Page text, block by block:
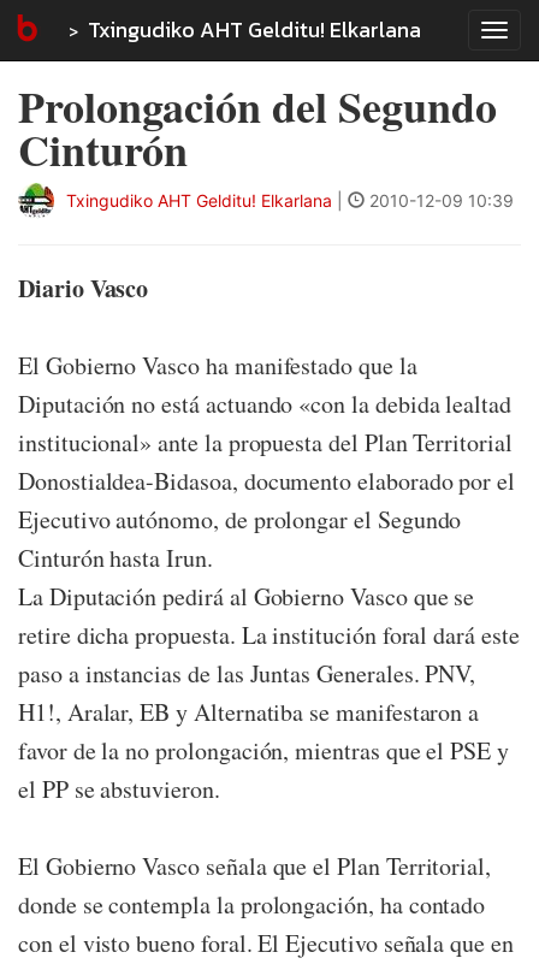
Txingudiko AHT Gelditu! Elkarlana
Prolongación del Segundo
Cinturón
Txingudiko AHT Gelditu! Elkarlana 2010-12-09 10:39
Diario Vasco
El Gobierno Vasco ha manifestado que la
Diputación no está actuando «con la debida lealtad
institucional» ante la propuesta del Plan Territorial
Donostialdea-Bidasoa, documento elaborado por el
Ejecutivo autónomo, de prolongar el Segundo
Cinturón hasta Irun.
La Diputación pedirá al Gobierno Vasco que se
retire dicha propuesta. La institución foral dará este
paso a instancias de las Juntas Generales. PNV,
H1!, Aralar, EB y Alternatiba se manifestaron a
favor de la no prolongación, mientras que el PSE y
el PP se abstuvieron.
El Gobierno Vasco señala que el Plan Territorial,
donde se contempla la prolongación, ha contado
con el visto bueno foral. El Ejecutivo señala que en